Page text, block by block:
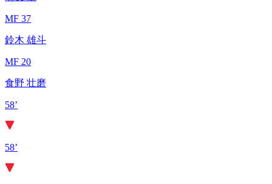
MF 37
鈴木 雄斗
MF 20
食野 壮磨
58’
58’